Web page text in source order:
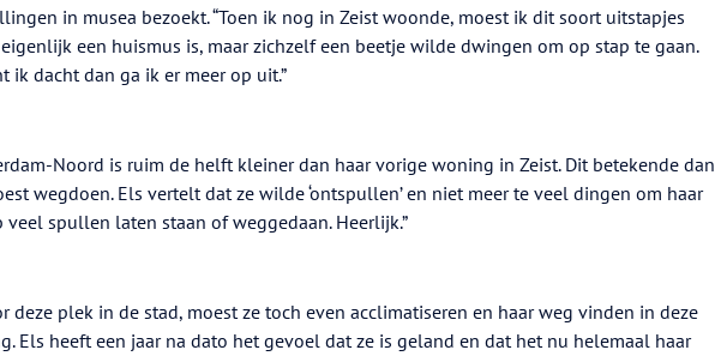
in musea bezoekt. “Toen ik nog in Zeist woonde, moest ik dit soort uitstapjes
eigenlijk een huismus is, maar zichzelf een beetje wilde dwingen om op stap te gaan.
ik dacht dan ga ik er meer op uit.”
Noord is ruim de helft kleiner dan haar vorige woning in Zeist. Dit betekende dan
wegdoen. Els vertelt dat ze wilde ‘ontspullen’ en niet meer te veel dingen om haar
veel spullen laten staan of weggedaan. Heerlijk.”
deze plek in de stad, moest ze toch even acclimatiseren en haar weg vinden in deze
Els heeft een jaar na dato het gevoel dat ze is geland en dat het nu helemaal haar